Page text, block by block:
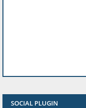
SOCIAL PLUGIN